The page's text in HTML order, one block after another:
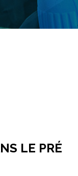
LE PRÉ